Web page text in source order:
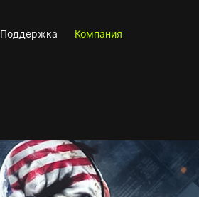
Поддержка Компания